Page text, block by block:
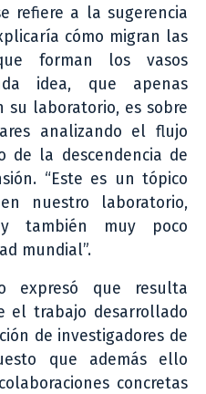
refiere a la sugerencia
cómo migran las
forman los vasos
idea, que apenas
su laboratorio, es sobre
analizando el flujo
de la descendencia de
“Este es un tópico
nuestro laboratorio,
y también muy poco
mundial”.
expresó que resulta
el trabajo desarrollado
de investigadores de
que además ello
concretas